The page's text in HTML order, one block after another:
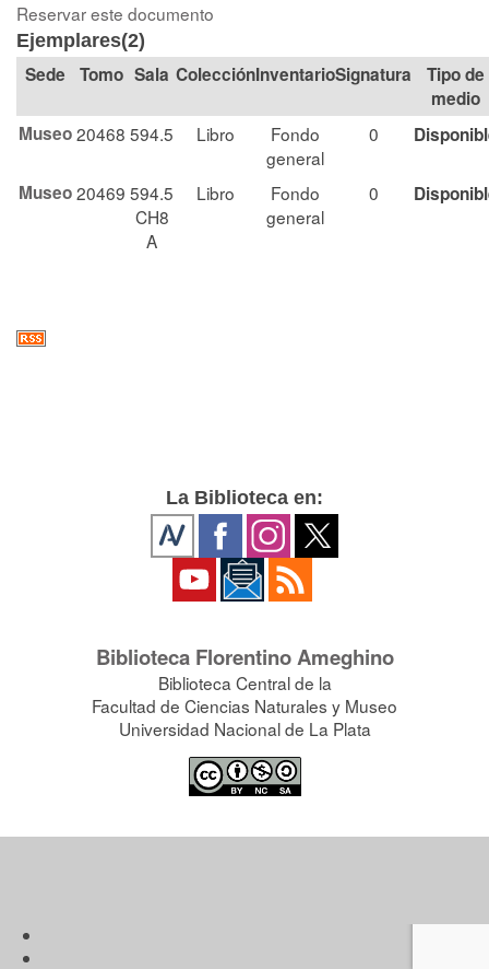
Reservar este documento
Ejemplares(2)
Tomo Sala Colección Signatura
Tipo de
medio
Museo20468 594.5 Libro
Fondo
general
0
Museo20469 594.5
CH8
A
Libro
Fondo
general
0
La Biblioteca en:
Biblioteca Florentino Ameghino
Biblioteca Central de la
Facultad de Ciencias Naturales y Museo
Universidad Nacional de La Plata